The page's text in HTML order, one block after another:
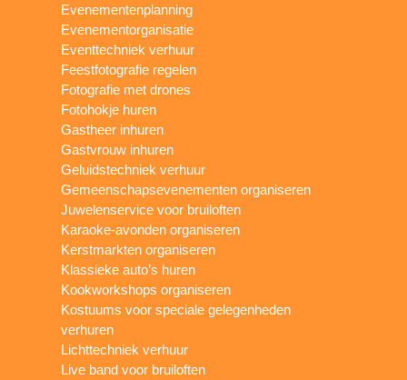
Evenementenplanning
Evenementorganisatie
Eventtechniek verhuur
Feestfotografie regelen
Fotografie met drones
Fotohokje huren
Gastheer inhuren
Gastvrouw inhuren
Geluidstechniek verhuur
Gemeenschapsevenementen organiseren
Juwelenservice voor bruiloften
Karaoke-avonden organiseren
Kerstmarkten organiseren
Klassieke auto’s huren
Kookworkshops organiseren
Kostuums voor speciale gelegenheden
verhuren
Lichttechniek verhuur
Live band voor bruiloften